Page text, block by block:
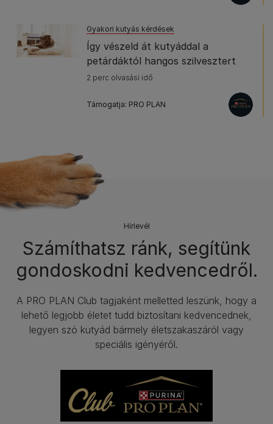
Gyakori kutyás kérdések
Így vészeld át kutyáddal a
petárdáktól hangos szilvesztert
2 perc olvasási idő
Támogatja: PRO PLAN
Hírlevél​
Számíthatsz ránk, segítünk
gondoskodni kedvencedről.
A PRO PLAN Club tagjaként melletted leszünk, hogy a
lehető legjobb életet tudd biztosítani kedvencednek,
legyen szó kutyád bármely életszakaszáról vagy
speciális igényéről.